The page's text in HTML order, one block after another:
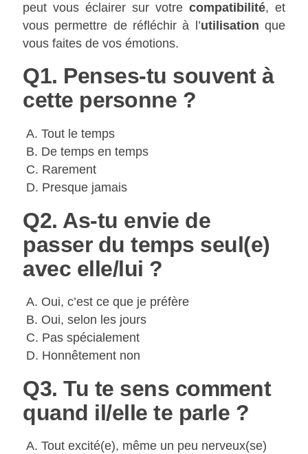
peut vous éclairer sur votre compatibilité, et
vous permettre de réfléchir à l’utilisation que
vous faites de vos émotions.
Q1. Penses-tu souvent à
cette personne ?
A. Tout le temps
B. De temps en temps
C. Rarement
D. Presque jamais
Q2. As-tu envie de
passer du temps seul(e)
avec elle/lui ?
A. Oui, c’est ce que je préfère
B. Oui, selon les jours
C. Pas spécialement
D. Honnêtement non
Q3. Tu te sens comment
quand il/elle te parle ?
A. Tout excité(e), même un peu nerveux(se)